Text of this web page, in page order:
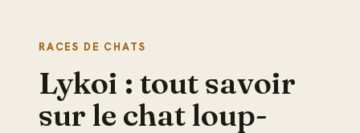
RACES DE CHATS
Lykoi : tout savoir
sur le chat loup-